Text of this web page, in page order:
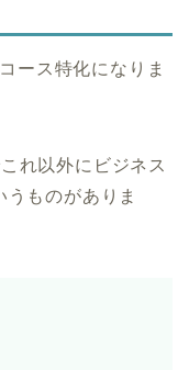
ース特化になりま
れ以外にビジネス
ものがありま